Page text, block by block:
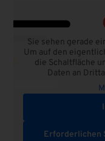
Sie sehen gerade
Um auf den
die Schaltfläche
Daten an
Erforderlichen